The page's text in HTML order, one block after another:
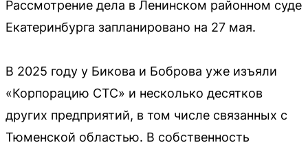
Рассмотрение дела в Ленинском районном суде
Екатеринбурга запланировано на 27 мая.
В 2025 году у Бикова и Боброва уже изъяли
«Корпорацию СТС» и несколько десятков
других предприятий, в том числе связанных с
Тюменской областью. В собственность